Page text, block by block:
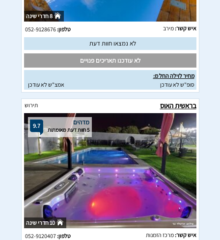
8 חדרי שינה
איש קשר:מירב טלפון:052-9128676
לא נמצאו חוות דעת
לא עודכנו תאריכים פנויים
מחיר לוילה החל מ:
סופ"ש לא עודכן
אמצ"ש לא עודכן
בראשית האוס תירוש
9.7 מדהים
5 חוות דעת מאומתות
10 חדרי שינה
איש קשר:מרכז הזמנות טלפון:052-9120407